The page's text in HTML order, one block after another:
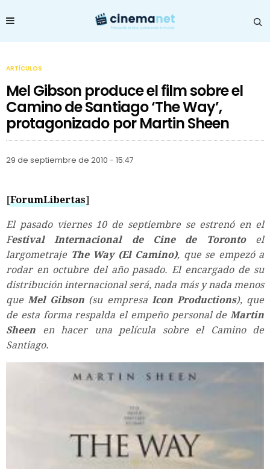
ARTÍCULOS
Mel Gibson produce el film sobre el
Camino de Santiago ‘The Way’,
protagonizado por Martin Sheen
29 de septiembre de 2010 - 15:47
[ForumLibertas]
El pasado viernes 10 de septiembre se estrenó en el
Festival Internacional de Cine de Torontoel
largometraje The Way (El Camino), que se empezó a
rodar en octubre del año pasado. El encargado de su
distribución internacional será, nada más y nada menos
queMel Gibson (su empresa Icon Productions), que
de esta forma respalda el empeño personal de Martin
Sheen en hacer una película sobre el Camino de
Santiago.